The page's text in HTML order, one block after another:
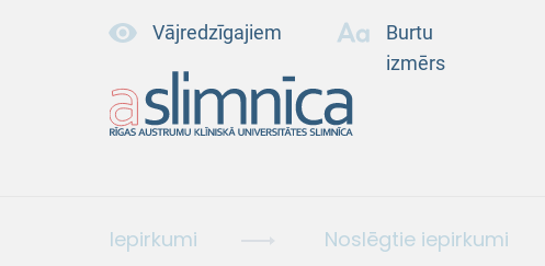
Vājredzīgajiem
Burtu
izmērs
Iepirkumi Noslēgtie iepirkumi